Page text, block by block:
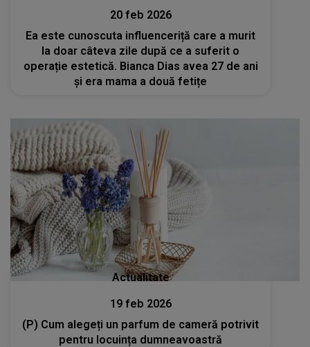
20 feb 2026
Ea este cunoscuta influenceriță care a murit
la doar câteva zile după ce a suferit o
operație estetică. Bianca Dias avea 27 de ani
și era mama a două fetițe
Actualitate
19 feb 2026
(P) Cum alegeți un parfum de cameră potrivit
pentru locuința dumneavoastră